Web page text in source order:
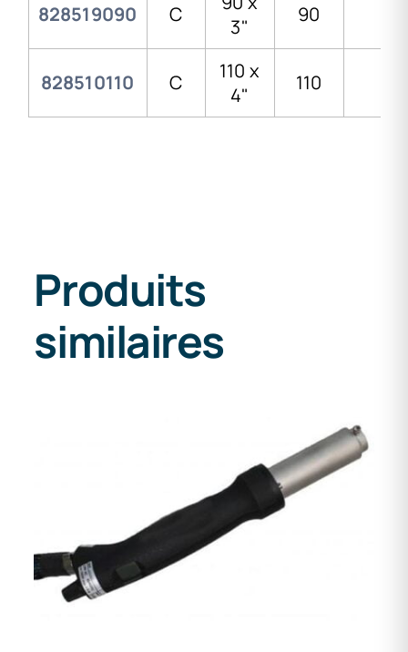
828519090 C
3"
90
828510110 C
110 x
4"
110
Produits
similaires
DETAILS